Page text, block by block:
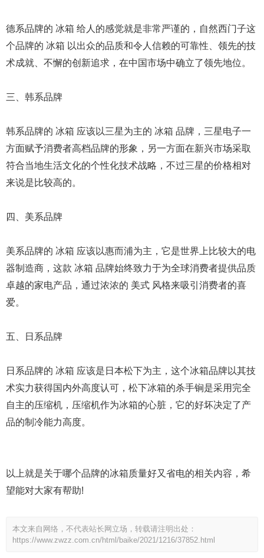
德系品牌的 冰箱 给人的感觉就是非常严谨的，自然西门子这
个品牌的 冰箱 以出众的品质和令人信赖的可靠性、领先的技
术成就、不懈的创新追求，在中国市场中确立了领先地位。
三、韩系品牌
韩系品牌的 冰箱 应该以三星为主的 冰箱 品牌，三星电子一
方面赋予消费者高档品牌的形象，另一方面在新兴市场采取
符合当地生活文化的个性化技术战略，不过三星的价格相对
来说是比较高的。
四、美系品牌
美系品牌的 冰箱 应该以惠而浦为主，它是世界上比较大的电
器制造商，这款 冰箱 品牌始终致力于为全球消费者提供品质
卓越的家电产品，通过浓浓的 美式 风格来吸引消费者的喜
爱。
五、日系品牌
日系品牌的 冰箱 应该是日本松下为主，这个冰箱品牌以其技
术实力获得国内外高度认可，松下冰箱的杀手锏是采用完全
自主的压缩机，压缩机作为冰箱的心脏，它的好坏决定了产
品的制冷能力高度。
以上就是关于哪个品牌的冰箱质量好又省电的相关内容，希
望能对大家有帮助!
本文来自网络，不代表站长网立场，转载请注明出处：
https://www.zwzz.com.cn/html/baike/2021/1216/37852.html